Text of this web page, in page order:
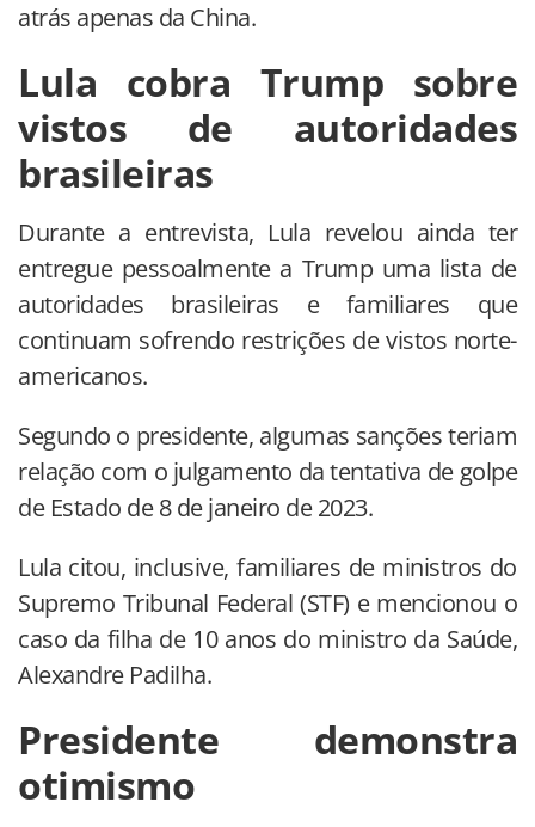
atrás apenas da China.
Lula cobra Trump sobre
vistos de autoridades
brasileiras
Durante a entrevista, Lula revelou ainda ter
entregue pessoalmente a Trump uma lista de
autoridades brasileiras e familiares que
continuam sofrendo restrições de vistos norte-
americanos.
Segundo o presidente, algumas sanções teriam
relação com o julgamento da tentativa de golpe
de Estado de 8 de janeiro de 2023.
Lula citou, inclusive, familiares de ministros do
Supremo Tribunal Federal (STF) e mencionou o
caso da filha de 10 anos do ministro da Saúde,
Alexandre Padilha.
Presidente demonstra
otimismo